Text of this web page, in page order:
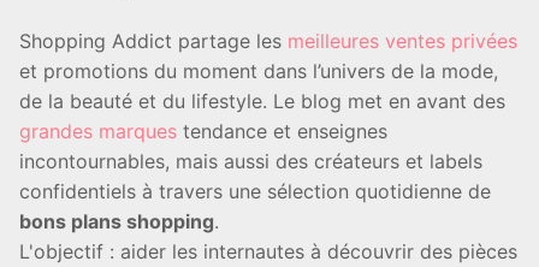
Shopping Addict partage les meilleures ventes privées
et promotions du moment dans l’univers de la mode,
de la beauté et du lifestyle. Le blog met en avant des
grandes marques tendance et enseignes
incontournables, mais aussi des créateurs et labels
confidentiels à travers une sélection quotidienne de
bons plans shopping.
L'objectif : aider les internautes à découvrir des pièces